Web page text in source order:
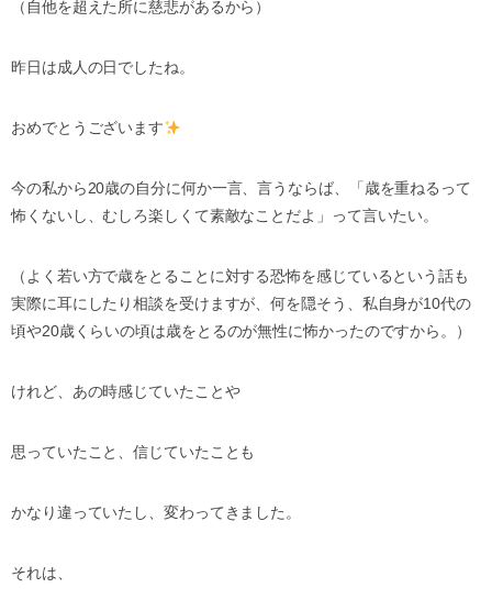
（自他を超えた所に慈悲があるから ）
昨日は成人の日でしたね。
おめでとうございます
今の私から20歳の自分に何か一言、言うならば、「歳を重ねるって
怖くないし、むしろ楽しくて素敵なことだよ」って言いたい。
（よく若い方で歳をとることに対する恐怖を感じているという話も
実際に耳にしたり相談を受けますが、何を隠そう、私自身が10代の
頃や20歳くらいの頃は歳をとるのが無性に怖かったのですから。）
けれど、あの時感じていたことや
思っていたこと、信じていたことも
かなり違っていたし、変わってきました。
それは、